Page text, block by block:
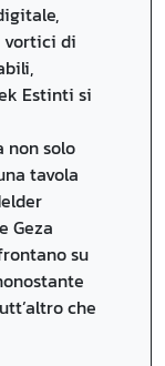
vortici di
Estinti si
non solo
tavola
Geza
su
che